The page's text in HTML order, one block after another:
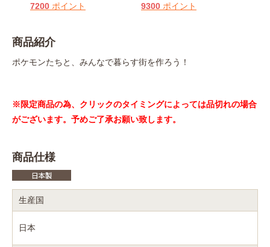
7200 ポイント
9300 ポイント
商品紹介
ポケモンたちと、みんなで暮らす街を作ろう！
※限定商品の為、クリックのタイミングによっては品切れの場合
がございます。予めご了承お願い致します。
商品仕様
生産国
日本